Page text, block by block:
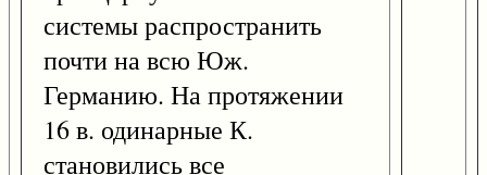
системы распространить
почти на всю Юж.
Германию. На протяжении
16 в. одинарные К.
становились все